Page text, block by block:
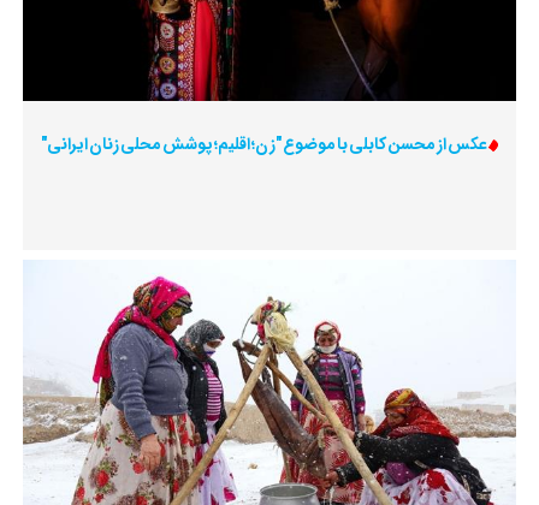
عکس از محسن کابلی با موضوع "زن؛ اقلیم؛ پوشش محلی زنان ایرانی"